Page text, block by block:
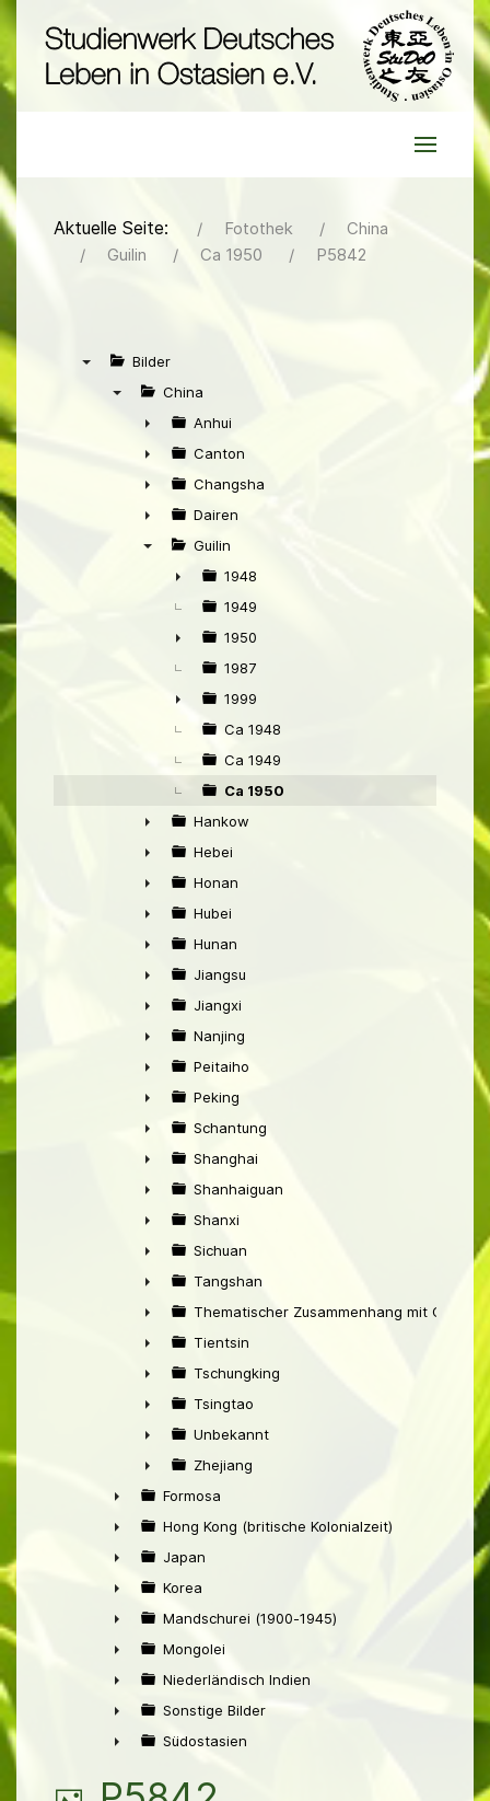
Aktuelle Seite: Fotothek
China
Guilin
Ca 1950 P5842
Bilder
China
►
Anhui
►
Canton
►
Changsha
►
Dairen
Guilin
►
1948
1949
►
1950
1987
►
1999
Ca 1948
Ca 1949
Ca 1950
►
Hankow
►
Hebei
►
Honan
►
Hubei
►
Hunan
►
Jiangsu
►
Jiangxi
►
Nanjing
►
Peitaiho
►
Peking
►
Schantung
►
Shanghai
►
Shanhaiguan
►
Shanxi
►
Sichuan
►
Tangshan
►
Thematischer Zusammenhang mit China
►
Tientsin
►
Tschungking
►
Tsingtao
►
Unbekannt
►
Zhejiang
►
Formosa
►
Hong Kong (britische Kolonialzeit)
►
Japan
►
Korea
►
Mandschurei (1900-1945)
►
Mongolei
►
Niederländisch Indien
►
Sonstige Bilder
Südostasien